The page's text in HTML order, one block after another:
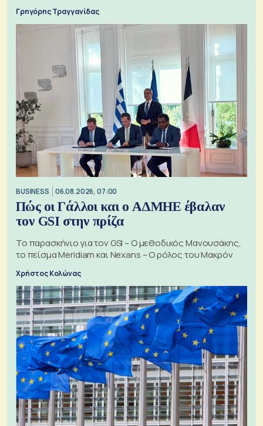
Γρηγόρης Τραγγανίδας
BUSINESS 06.08.2026, 07:00
Πώς οι Γάλλοι και ο ΑΔΜΗΕ έβαλαν
τον GSI στην πρίζα
Το παρασκήνιο για τον GSI – Ο μεθοδικός Μανουσάκης,
το πείσμα Meridiam και Nexans – Ο ρόλος του Μακρόν
Χρήστος Κολώνας